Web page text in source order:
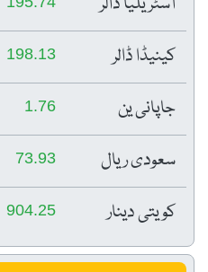
کینیڈا ڈالر 198.13
جاپانی ین 1.76
سعودی ریال 73.93
کویتی دینار 904.25